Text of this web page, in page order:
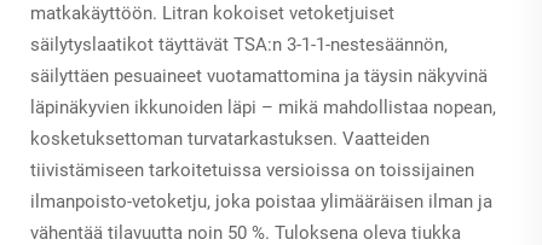
matkakäyttöön. Litran kokoiset vetoketjuiset
säilytyslaatikot täyttävät TSA:n 3-1-1-nestesäännön,
säilyttäen pesuaineet vuotamattomina ja täysin näkyvinä
läpinäkyvien ikkunoiden läpi – mikä mahdollistaa nopean,
kosketuksettoman turvatarkastuksen. Vaatteiden
tiivistämiseen tarkoitetuissa versioissa on toissijainen
ilmanpoisto-vetoketju, joka poistaa ylimääräisen ilman ja
vähentää tilavuutta noin 50 %. Tuloksena oleva tiukka